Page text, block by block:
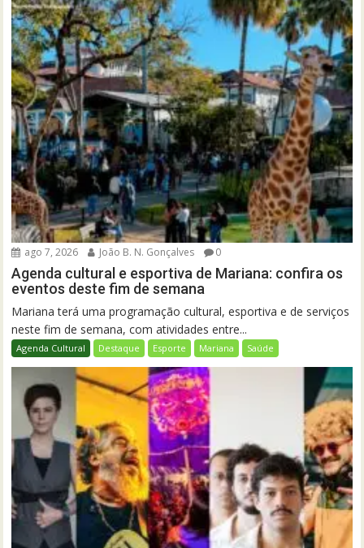
ago 7, 2026 João B. N. Gonçalves 0
Agenda cultural e esportiva de Mariana: confira os
eventos deste fim de semana
Mariana terá uma programação cultural, esportiva e de serviços
neste fim de semana, com atividades entre...
Agenda Cultural Destaque Esporte Mariana Saúde